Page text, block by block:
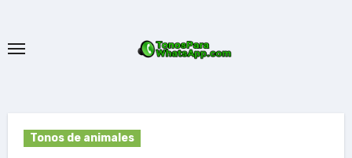
contenido
Tonos de animales